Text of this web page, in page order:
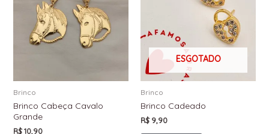
Brinco
Brinco Cabeça Cavalo
Grande
R$10,90
ESGOTADO
Brinco
Brinco Cadeado
R$ 9,90